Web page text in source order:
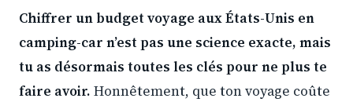
Chiffrer un budget voyage aux États-Unis en
camping-car n’est pas une science exacte, mais
tu as désormais toutes les clés pour ne plus te
faire avoir. Honnêtement, que ton voyage coûte